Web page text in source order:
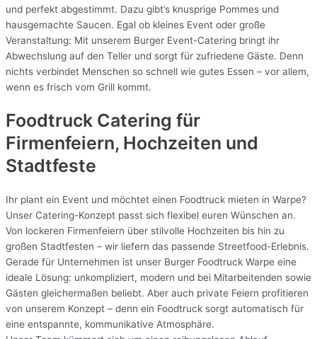
und perfekt abgestimmt. Dazu gibt’s knusprige Pommes und
hausgemachte Saucen. Egal ob kleines Event oder große
Veranstaltung: Mit unserem Burger Event-Catering bringt ihr
Abwechslung auf den Teller und sorgt für zufriedene Gäste. Denn
nichts verbindet Menschen so schnell wie gutes Essen – vor allem,
wenn es frisch vom Grill kommt.
Foodtruck Catering für
Firmenfeiern, Hochzeiten und
Stadtfeste
Ihr plant ein Event und möchtet einen Foodtruck mieten in Warpe?
Unser Catering-Konzept passt sich flexibel euren Wünschen an.
Von lockeren Firmenfeiern über stilvolle Hochzeiten bis hin zu
großen Stadtfesten – wir liefern das passende Streetfood-Erlebnis.
Gerade für Unternehmen ist unser Burger Foodtruck Warpe eine
ideale Lösung: unkompliziert, modern und bei Mitarbeitenden sowie
Gästen gleichermaßen beliebt. Aber auch private Feiern profitieren
von unserem Konzept – denn ein Foodtruck sorgt automatisch für
eine entspannte, kommunikative Atmosphäre.